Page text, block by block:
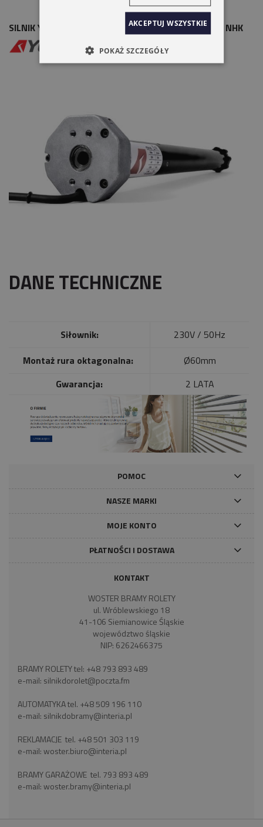
SILNIK YOODA 45 M 50NM AWARYJNE OTWIERANIE NHK
DANE TECHNICZNE
Siłownik:
230V / 50Hz
Montaż rura oktagonalna:
Ø60mm
Gwarancja:
2 LATA
POMOC
NASZE MARKI
MOJE KONTO
PŁATNOŚCI I DOSTAWA
KONTAKT
WOSTER BRAMY ROLETY
ul. Wróblewskiego 18
41-106 Siemianowice Śląskie
województwo śląskie
NIP: 6262466375
BRAMY ROLETY tel: +48 793 893 489
e-mail: silnikdorolet@poczta.fm
AUTOMATYKA tel. +48 509 196 110
e-mail: silnikdobramy@interia.pl
REKLAMACJE tel. +48 501 303 119
e-mail:woster.biuro@interia.pl
BRAMY GARAŻOWE tel. 793 893 489
e-mail:woster.bramy@interia.pl
AKCEPTUJ WSZYSTKIE
POKAŻ SZCZEGÓŁY